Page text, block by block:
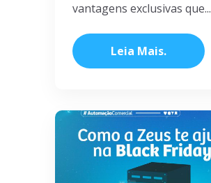
vantagens exclusivas que...
Leia Mais